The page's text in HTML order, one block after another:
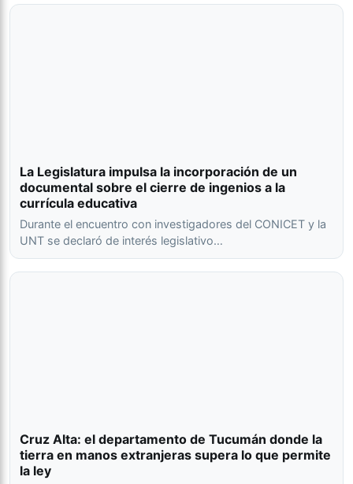
La Legislatura impulsa la incorporación de un
documental sobre el cierre de ingenios a la
currícula educativa
Durante el encuentro con investigadores del CONICET y la
UNT se declaró de interés legislativo…
Cruz Alta: el departamento de Tucumán donde la
tierra en manos extranjeras supera lo que permite
la ley